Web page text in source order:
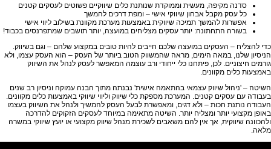
סדנה מקיפה, מעשית וממוקדת שנותנת כלים שיווקיים פשוטים לעסקים קטנים
כל עסק מקבל אבחון שיווקי אישי – ומפת דרכים להמשך
אפשרות להמשך תמיכה שיווקית באמצעות מערכת מקוונת בשילוב ליווי אישי
בשורה התחתונה: יותר עסקים מצליחים במועצה, יותר תושבים שמתפרנסים בכבוד!
כדי להצליח – העסקים במועצה שלכם חייבים להיות טובים במקצוע שלהם – וגם בשיווק.
הניסיון שלנו, במאה הימים, מראה שהמשווק הטוב ביותר של העסק – הוא העסק עצמו, ולא
גורמים חיצוניים. לכן, פיתחנו כלי ייחודי ורב עוצמה המאפשר לעסק לנהל את השיווק
באמצעות כלים מקוונים.
השיטה – 'ניהול שיווק עצמאי בהתאמה אישית' נבנתה מתוך הבנה עמוקה וניסיון רב שנים
בעבודה עם עסקים קטנים. המערכת מספקת כלי שיווק וליווי שיווקי באמצעות כלים מקוונים.
העבודה נותנת חכות – ולא דגים, ומאפשרת לבעל העסק להמשיך ולנהל את השיווק בעצמו
באופן מקצועי יותר ומצליח יותר. השיטה מתאימה במיוחד לעסקים הזקוקים להדרכה
ולהכוונה שיווקית, אך אין להם משאבים לשכירת מנהל שיווק מקצועי או יועץ שיווקי במשרה
מלאה.